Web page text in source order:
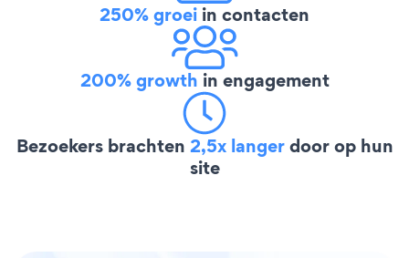
250% groei in contacten
200% growth in engagement
Bezoekers brachten 2,5x langerdoor op hun
site